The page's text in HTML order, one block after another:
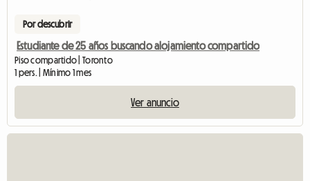
Por descubrir
Estudiante de 25 años buscando alojamiento compartido
Piso compartido | Toronto
1 pers. | Mínimo 1 mes
Ver anuncio